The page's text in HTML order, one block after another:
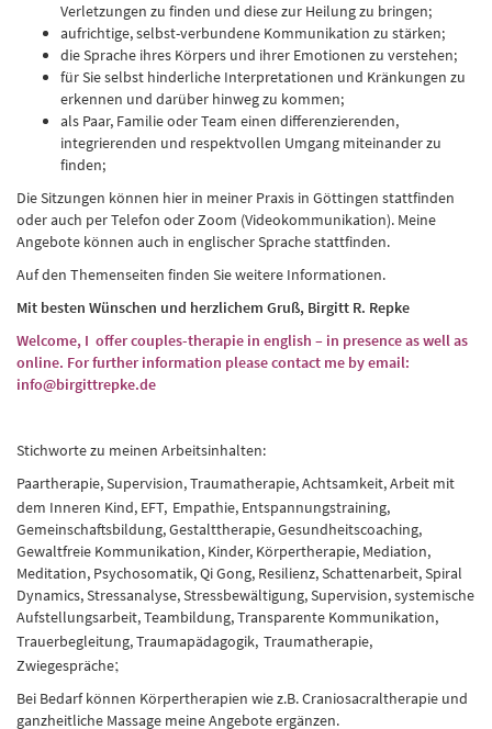
Verletzungen zu finden und diese zur Heilung zu bringen;
aufrichtige, selbst-verbundene Kommunikation zu stärken;
die Sprache ihres Körpers und ihrer Emotionen zu verstehen;
für Sie selbst hinderliche Interpretationen und Kränkungen zu
erkennen und darüber hinweg zu kommen;
als Paar, Familie oder Team einen differenzierenden,
integrierenden und respektvollen Umgang miteinander zu
finden;
Die Sitzungen können hier in meiner Praxis in Göttingen stattfinden
oder auch per Telefon oder Zoom (Videokommunikation). Meine
Angebote können auch in englischer Sprache stattfinden.
Auf den Themenseiten finden Sie weitere Informationen.
Mit besten Wünschen und herzlichem Gruß, Birgitt R. Repke
Welcome, I offer couples-therapie in english – in presence as well as
online. For further information please contact me by email:
info@birgittrepke.de
Stichworte zu meinen Arbeitsinhalten:
Paartherapie, Supervision, Traumatherapie, Achtsamkeit, Arbeit mit
dem Inneren Kind, EFT, Empathie, Entspannungstraining,
Gemeinschaftsbildung, Gestalttherapie, Gesundheitscoaching,
Gewaltfreie Kommunikation, Kinder, Körpertherapie, Mediation,
Meditation, Psychosomatik, Qi Gong, Resilienz, Schattenarbeit, Spiral
Dynamics, Stressanalyse, Stressbewältigung, Supervision, systemische
Aufstellungsarbeit, Teambildung, Transparente Kommunikation,
Trauerbegleitung, Traumapädagogik, Traumatherapie,
Zwiegespräche;
Bei Bedarf können Körpertherapien wie z.B. Craniosacraltherapie und
ganzheitliche Massage meine Angebote ergänzen.